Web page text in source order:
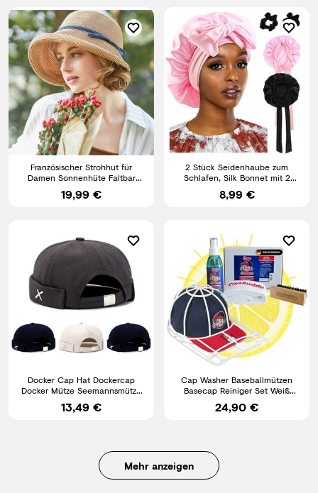
Französischer Strohhut für
Damen Sonnenhüte Faltbar
Sommer Fischerhut Strandhut
19,99 €
2 Stück Seidenhaube zum
Schlafen, Silk Bonnet mit 2
Haargummis, Schlafmütze
8,99 €
Docker Cap Hat Dockercap
Docker Mütze Seemannsmütze
Biker Beanie Damen Herren
13,49 €
Cap Washer Baseballmützen
Basecap Reiniger Set Weiß
Komplett Cap Buddy
24,90 €
Mehr anzeigen